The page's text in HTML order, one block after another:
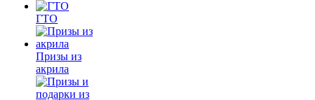
ГТО
Призы из
акрила